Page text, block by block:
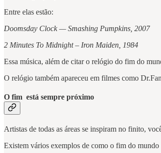
Entre elas estão:
Doomsday Clock — Smashing Pumpkins, 2007
2 Minutes To Midnight – Iron Maiden, 1984
Essa música, além de citar o relógio do fim do
O relógio também apareceu em filmes como
O fim está sempre próximo
Artistas de todas as áreas se inspiram no finito,
Existem vários exemplos de como o fim do